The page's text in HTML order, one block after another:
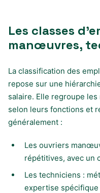
Les classes
manœuvres,
La classification des
repose sur une
salaire. Elle regroupe
selon leurs fonctions et
généralement :
Les ouvriers
répétitives, avec un
Les techniciens :
expertise